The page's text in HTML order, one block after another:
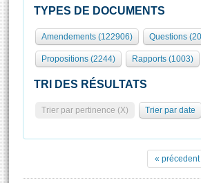
Présidence
577 députés
Groupes politiques
Séance publique
Commissions et autres organes
Europe et International
Pétitions
Rôle et pouvoirs de l'Assemblée
Organisation de l'Assemblée
Présidence Conférence des Présidents
Statistiques et chiffres clés
Documents de référence
( Constitution | Règlement de l'Assemblée
Visiter l'Assemblée
Visite virtuelle du palais Bourbon
Assister à une séance
TYPES DE DOCUMENTS
Amendements (122906) Questions
Propositions (2244) Rapports (1003)
TRI DES RÉSULTATS
Trier par pertinence (X) Trier par date
« précedent